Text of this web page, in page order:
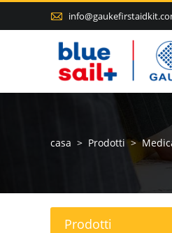

casa > Prodotti >
Prodotti